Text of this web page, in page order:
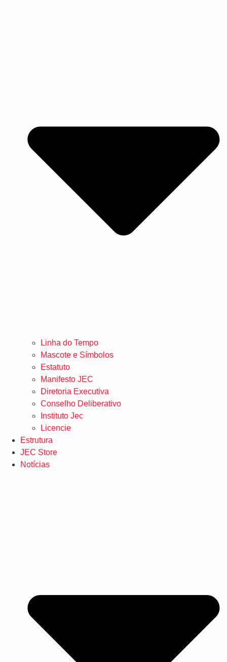
Linha do Tempo
Mascote e Símbolos
Estatuto
Manifesto JEC
Diretoria Executiva
Conselho Deliberativo
Instituto Jec
Licencie
Estrutura
JEC Store
Notícias